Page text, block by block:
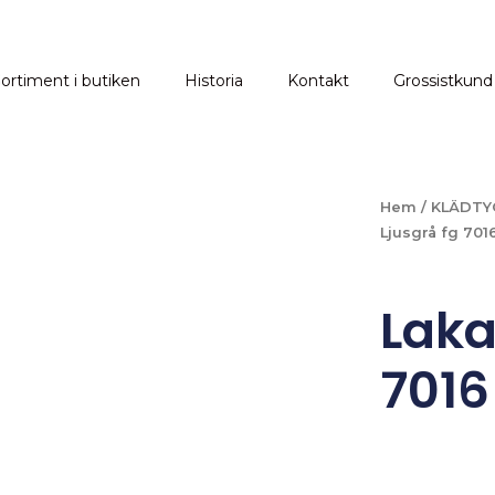
i butiken Historia Kontakt Grossistkund
Hem /
Ljusgrå fg
7016